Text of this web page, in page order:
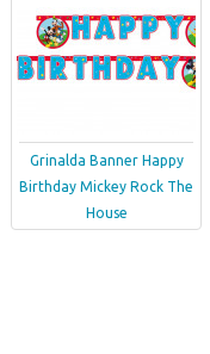
Grinalda Banner Happy
Birthday Mickey Rock The
House